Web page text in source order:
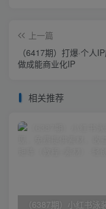
上一篇
（6417期）打爆·个
做成能商业化IP
相关推荐